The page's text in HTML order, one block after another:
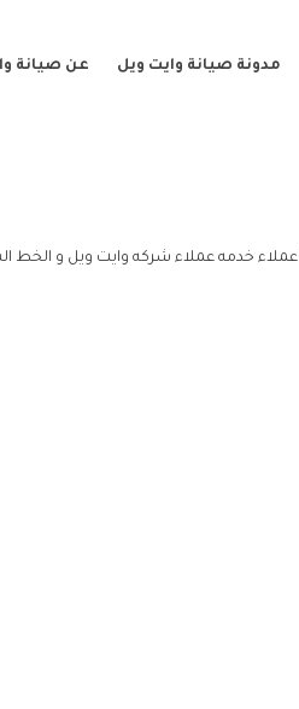
مدونة صيانة وايت ويل عن صيانة
خدمه عملاء شركه وايت ويل و الخط